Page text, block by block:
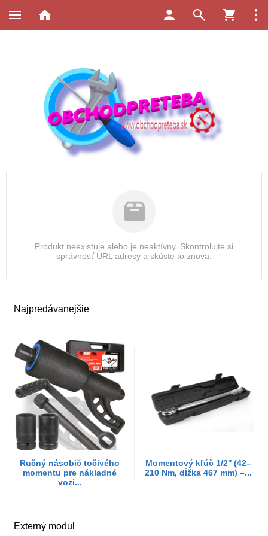
Najpredávanejšie
Ručný násobič točivého
momentu pre nákladné
vozi...
Momentový kľúč 1/2'' (42–
210 Nm, dĺžka 467 mm) –...
Externý modul
Produkt neexistuje alebo je neaktívny. Skontrolujte si
správnosť URL adresy a skúste to znova.